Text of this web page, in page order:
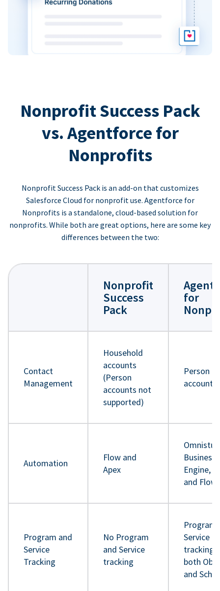
Nonprofit Success Pack
vs. Agentforce for
Nonprofits
Nonprofit Success Pack is an add-on that customizes
Salesforce Cloud for nonprofit use. Agentforce for
Nonprofits is a standalone, cloud-based solution for
nonprofits. While both are great options, here are some key
differences between the two:
Nonprofit
Success
Pack
for
Contact
Management
Household
accounts
(Person
accounts not
supported)
Person
accounts
Automation
Flow and
Apex
Business
Engine,
and Flow
Program and
Service
Tracking
No Program
and Service
tracking
Program
Service
tracking
both
and